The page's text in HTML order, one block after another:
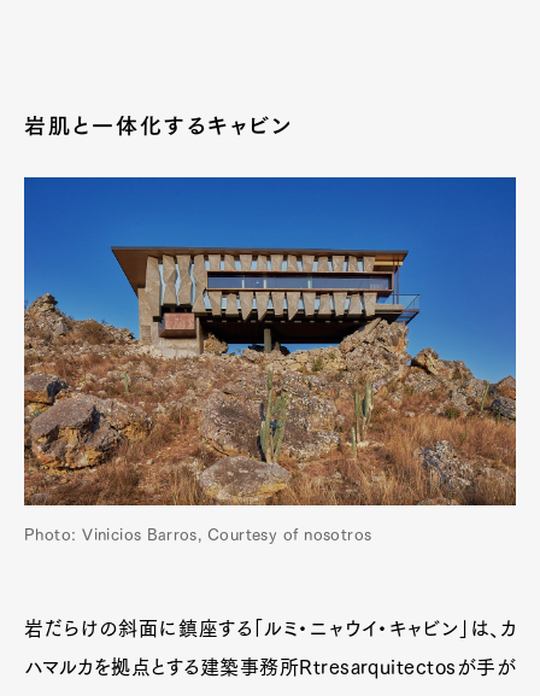
岩肌と一体化するキャビン
Photo: Vinicios Barros, Courtesy of nosotros
岩だらけの斜面に鎮座する「ルミ・ニャウイ・キャビン」は、カ
ハマルカを拠点とする建築事務所Rtresarquitectosが手が